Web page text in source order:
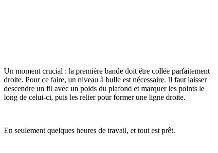
Un moment crucial : la première bande doit être collée parfaitement
droite. Pour ce faire, un niveau à bulle est nécessaire. Il faut laisser
descendre un fil avec un poids du plafond et marquer les points le
long de celui-ci, puis les relier pour former une ligne droite.
En seulement quelques heures de travail, et tout est prêt.